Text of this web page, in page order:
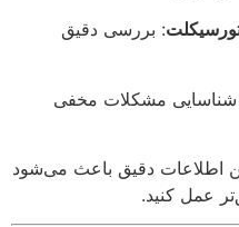
: بررسی دقیق
مشکلات مخفی
اطلاعات دقیق باعث می‌شود
عمل کنید.